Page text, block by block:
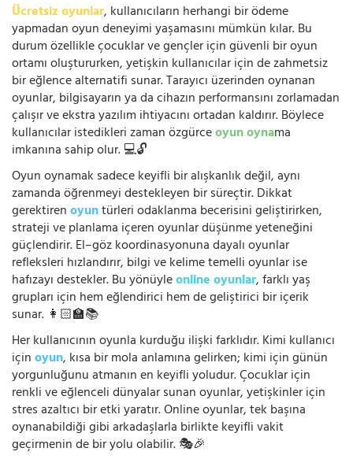
Ücretsiz oyunlar, kullanıcıların herhangi bir ödeme
yapmadan oyun deneyimi yaşamasını mümkün kılar. Bu
durum özellikle çocuklar ve gençler için güvenli bir oyun
ortamı oluştururken, yetişkin kullanıcılar için de zahmetsiz
bir eğlence alternatifi sunar. Tarayıcı üzerinden oynanan
oyunlar, bilgisayarın ya da cihazın performansını zorlamadan
çalışır ve ekstra yazılım ihtiyacını ortadan kaldırır. Böylece
kullanıcılar istedikleri zaman özgürceoyun oynama
imkanına sahip olur. 💻🔓
Oyun oynamak sadece keyifli bir alışkanlık değil, aynı
zamanda öğrenmeyi destekleyen bir süreçtir. Dikkat
gerektirenoyuntürleri odaklanma becerisini geliştirirken,
strateji ve planlama içeren oyunlar düşünme yeteneğini
güçlendirir. El–göz koordinasyonuna dayalı oyunlar
refleksleri hızlandırır, bilgi ve kelime temelli oyunlar ise
hafızayı destekler. Bu yönüyleonline oyunlar, farklı yaş
grupları için hem eğlendirici hem de geliştirici bir içerik
sunar. 👩🏻‍🏫📚
Her kullanıcının oyunla kurduğu ilişki farklıdır. Kimi kullanıcı
içinoyun, kısa bir mola anlamına gelirken; kimi için günün
yorgunluğunu atmanın en keyifli yoludur. Çocuklar için
renkli ve eğlenceli dünyalar sunan oyunlar, yetişkinler için
stres azaltıcı bir etki yaratır. Online oyunlar, tek başına
oynanabildiği gibi arkadaşlarla birlikte keyifli vakit
geçirmenin de bir yolu olabilir. 🎭🎉